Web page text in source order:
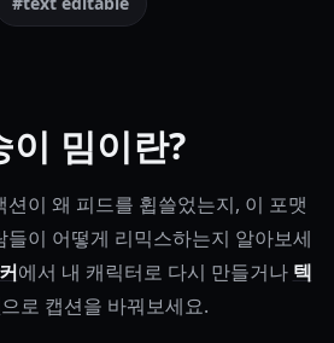
이 밈이란?
이 왜 피드를 휩쓸었는지, 이 포맷
들이 어떻게 리믹스하는지 알아보세
에서 내 캐릭터로 다시 만들거나 텍
으로 캡션을 바꿔보세요.